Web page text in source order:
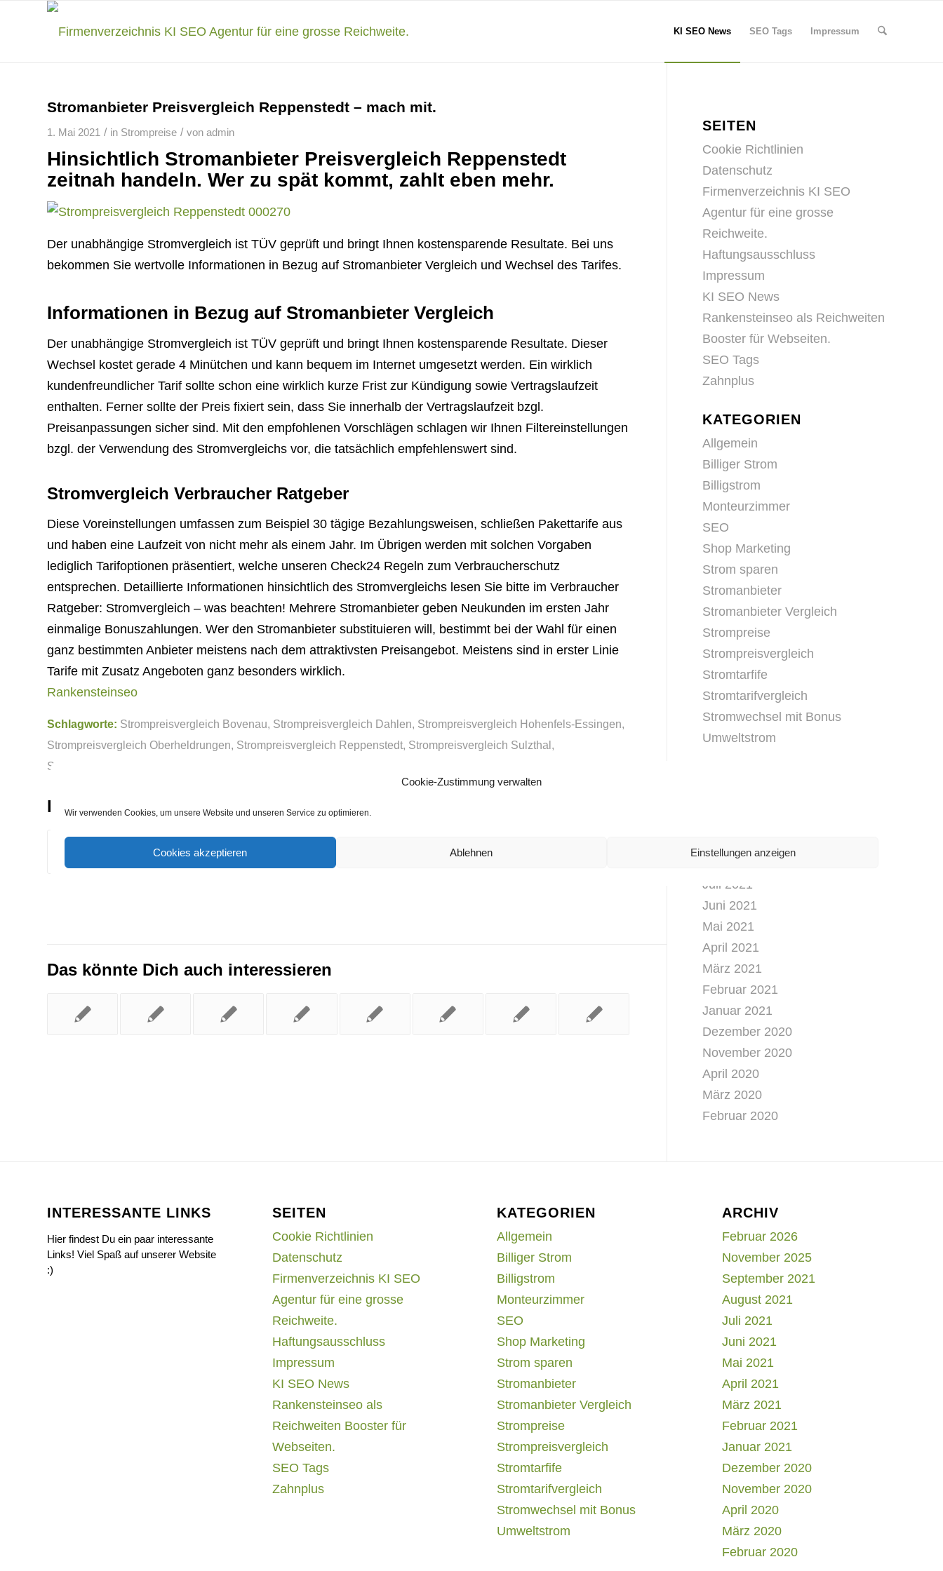
Cookie-Zustimmung verwalten
Wir verwenden Cookies, um unsere Website und unseren Service zu optimieren.
Cookies akzeptieren Ablehnen Einstellungen anzeigen
KI SEO News SEO Tags Impressum
Stromanbieter Preisvergleich Reppenstedt – mach mit.
1. Mai 2021 / in Strompreise / von admin
Hinsichtlich Stromanbieter Preisvergleich Reppenstedt
zeitnah handeln. Wer zu spät kommt, zahlt eben mehr.
Der unabhängige Stromvergleich ist TÜV geprüft und bringt Ihnen kostensparende Resultate. Bei uns
bekommen Sie wertvolle Informationen in Bezug auf Stromanbieter Vergleich und Wechsel des Tarifes.
Informationen in Bezug auf Stromanbieter Vergleich
Der unabhängige Stromvergleich ist TÜV geprüft und bringt Ihnen kostensparende Resultate. Dieser
Wechsel kostet gerade 4 Minütchen und kann bequem im Internet umgesetzt werden. Ein wirklich
kundenfreundlicher Tarif sollte schon eine wirklich kurze Frist zur Kündigung sowie Vertragslaufzeit
enthalten. Ferner sollte der Preis fixiert sein, dass Sie innerhalb der Vertragslaufzeit bzgl.
Preisanpassungen sicher sind. Mit den empfohlenen Vorschlägen schlagen wir Ihnen Filtereinstellungen
bzgl. der Verwendung des Stromvergleichs vor, die tatsächlich empfehlenswert sind.
Stromvergleich Verbraucher Ratgeber
Diese Voreinstellungen umfassen zum Beispiel 30 tägige Bezahlungsweisen, schließen Pakettarife aus
und haben eine Laufzeit von nicht mehr als einem Jahr. Im Übrigen werden mit solchen Vorgaben
lediglich Tarifoptionen präsentiert, welche unseren Check24 Regeln zum Verbraucherschutz
entsprechen. Detaillierte Informationen hinsichtlich des Stromvergleichs lesen Sie bitte im Verbraucher
Ratgeber: Stromvergleich – was beachten! Mehrere Stromanbieter geben Neukunden im ersten Jahr
einmalige Bonuszahlungen. Wer den Stromanbieter substituieren will, bestimmt bei der Wahl für einen
ganz bestimmten Anbieter meistens nach dem attraktivsten Preisangebot. Meistens sind in erster Linie
Tarife mit Zusatz Angeboten ganz besonders wirklich.
Rankensteinseo
Schlagworte: Strompreisvergleich Bovenau, Strompreisvergleich Dahlen, Strompreisvergleich Hohenfels-Essingen,
Strompreisvergleich Oberheldrungen, Strompreisvergleich Reppenstedt, Strompreisvergleich Sulzthal ,
Strompreisvergleich Zeven
Eintrag teilen
Das könnte Dich auch interessieren
SEITEN
Cookie Richtlinien
Datenschutz
Firmenverzeichnis KI SEO
Agentur für eine grosse
Reichweite.
Haftungsausschluss
Impressum
KI SEO News
Rankensteinseo als Reichweiten
Booster für Webseiten.
SEO Tags
Zahnplus
KATEGORIEN
Allgemein
Billiger Strom
Billigstrom
Monteurzimmer
SEO
Shop Marketing
Strom sparen
Stromanbieter
Stromanbieter Vergleich
Strompreise
Strompreisvergleich
Stromtarfife
Stromtarifvergleich
Stromwechsel mit Bonus
Umweltstrom
Juli 2021
Juni 2021
Mai 2021
April 2021
März 2021
Februar 2021
Januar 2021
Dezember 2020
November 2020
April 2020
März 2020
Februar 2020
INTERESSANTE LINKS
Hier findest Du ein paar interessante
Links! Viel Spaß auf unserer Website
:)
SEITEN
Cookie Richtlinien
Datenschutz
Firmenverzeichnis KI SEO
Agentur für eine grosse
Reichweite.
Haftungsausschluss
Impressum
KI SEO News
Rankensteinseo als
Reichweiten Booster für
Webseiten.
SEO Tags
Zahnplus
KATEGORIEN
Allgemein
Billiger Strom
Billigstrom
Monteurzimmer
SEO
Shop Marketing
Strom sparen
Stromanbieter
Stromanbieter Vergleich
Strompreise
Strompreisvergleich
Stromtarfife
Stromtarifvergleich
Stromwechsel mit Bonus
Umweltstrom
ARCHIV
Februar 2026
November 2025
September 2021
August 2021
Juli 2021
Juni 2021
Mai 2021
April 2021
März 2021
Februar 2021
Januar 2021
Dezember 2020
November 2020
April 2020
März 2020
Februar 2020